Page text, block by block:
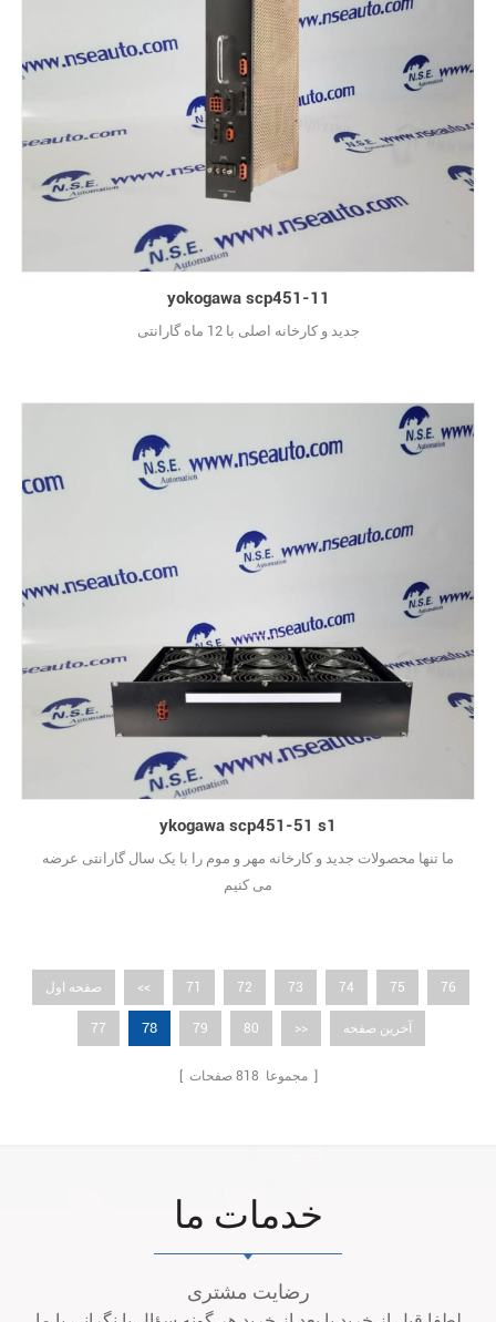
yokogawa scp451-11
جدید و کارخانه اصلی با 12 ماه گارانتی
ykogawa scp451-51 s1
ما تنها محصولات جدید و کارخانه مهر و موم را با یک سال گارانتی عرضه
می کنیم
صفحه اول << 71 72 73 74 75 76
77 78 79 80 >> آخرین صفحه
[ مجموعا 818 صفحات ]
خدمات ما
رضایت مشتری